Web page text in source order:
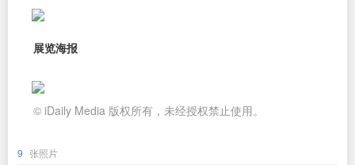
展览海报
© iDaily Media 版权所有，未经授权禁止使用。
9 张照片